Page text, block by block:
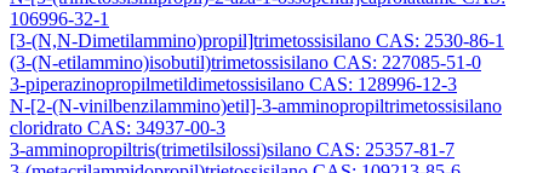
106996-32-1
[3-(N,N-Dimetilammino)propil]trimetossisilano CAS: 2530-86-1
(3-(N-etilammino)isobutil)trimetossisilano CAS: 227085-51-0
3-piperazinopropilmetildimetossisilano CAS: 128996-12-3
N-[2-(N-vinilbenzilammino)etil]-3-amminopropiltrimetossisilano
cloridrato CAS: 34937-00-3
3-amminopropiltris(trimetilsilossi)silano CAS: 25357-81-7